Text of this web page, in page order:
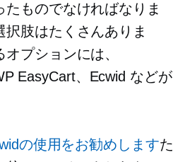
ものでなければなりま
肢はたくさんありま
プションには、
EasyCart、Ecwid などが
の使用をお勧めしますた